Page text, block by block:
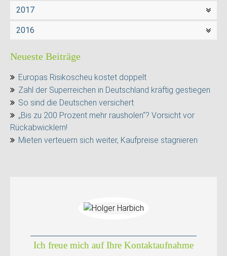
2017
2016
Neueste Beiträge
Europas Risikoscheu kostet doppelt
Zahl der Superreichen in Deutschland kräftig gestiegen
So sind die Deutschen versichert
„Bis zu 200 Prozent mehr rausholen“? Vorsicht vor
Rückabwicklern!
Mieten verteuern sich weiter, Kaufpreise stagnieren
Ich freue mich auf Ihre Kontaktaufnahme